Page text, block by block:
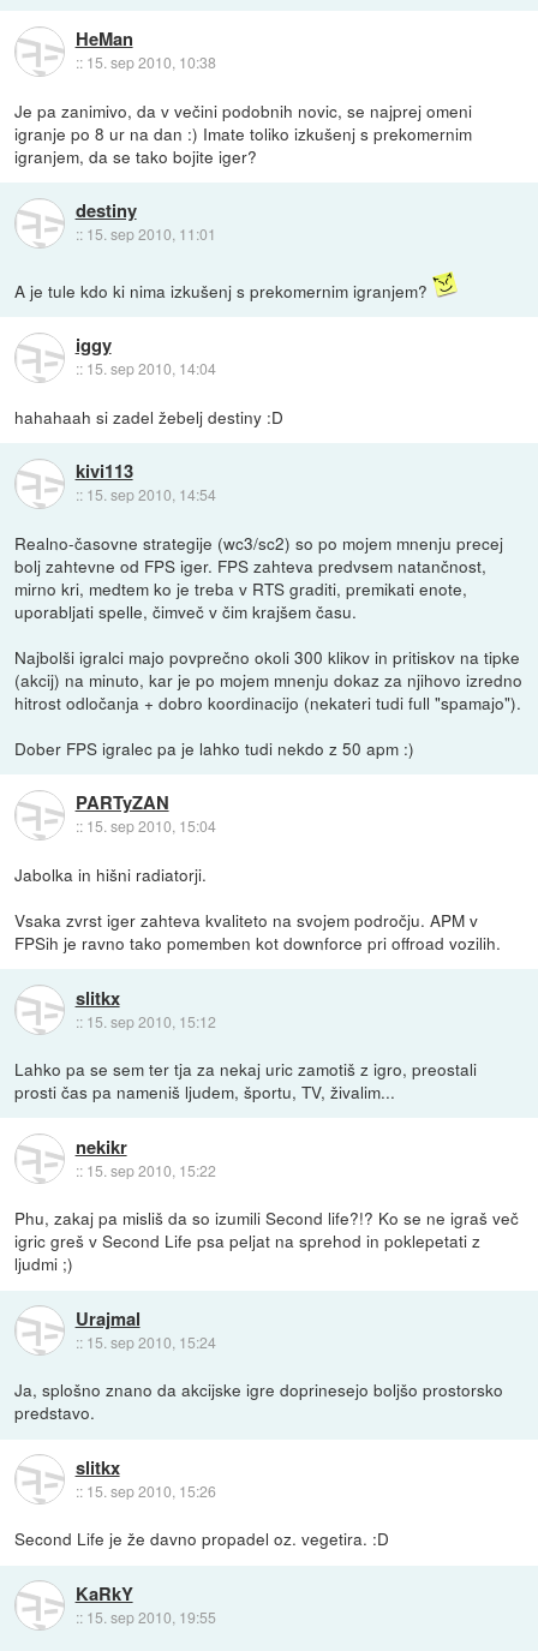
HeMan
:: 15. sep 2010, 10:38
Je pa zanimivo, da v večini podobnih novic, se najprej omeni
igranje po 8 ur na dan :) Imate toliko izkušenj s prekomernim
igranjem, da se tako bojite iger?
destiny
:: 15. sep 2010, 11:01
A je tule kdo ki nima izkušenj s prekomernim igranjem?
iggy
:: 15. sep 2010, 14:04
hahahaah si zadel žebelj destiny :D
kivi113
:: 15. sep 2010, 14:54
Realno-časovne strategije (wc3/sc2) so po mojem mnenju precej
bolj zahtevne od FPS iger. FPS zahteva predvsem natančnost,
mirno kri, medtem ko je treba v RTS graditi, premikati enote,
uporabljati spelle, čimveč v čim krajšem času.
Najbolši igralci majo povprečno okoli 300 klikov in pritiskov na tipke
(akcij) na minuto, kar je po mojem mnenju dokaz za njihovo izredno
hitrost odločanja + dobro koordinacijo (nekateri tudi full "spamajo").
Dober FPS igralec pa je lahko tudi nekdo z 50 apm :)
PARTyZAN
:: 15. sep 2010, 15:04
Jabolka in hišni radiatorji.
Vsaka zvrst iger zahteva kvaliteto na svojem področju. APM v
FPSih je ravno tako pomemben kot downforce pri offroad vozilih.
slitkx
:: 15. sep 2010, 15:12
Lahko pa se sem ter tja za nekaj uric zamotiš z igro, preostali
prosti čas pa nameniš ljudem, športu, TV, živalim...
nekikr
:: 15. sep 2010, 15:22
Phu, zakaj pa misliš da so izumili Second life?!? Ko se ne igraš več
igric greš v Second Life psa peljat na sprehod in poklepetati z
ljudmi ;)
Urajmal
:: 15. sep 2010, 15:24
Ja, splošno znano da akcijske igre doprinesejo boljšo prostorsko
predstavo.
slitkx
:: 15. sep 2010, 15:26
Second Life je že davno propadel oz. vegetira. :D
KaRkY
:: 15. sep 2010, 19:55